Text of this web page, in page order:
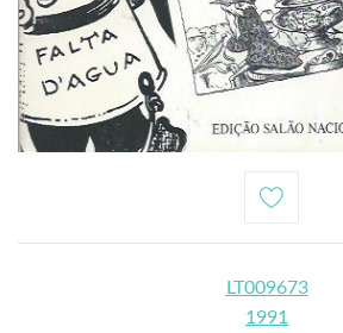
LT009673
1991